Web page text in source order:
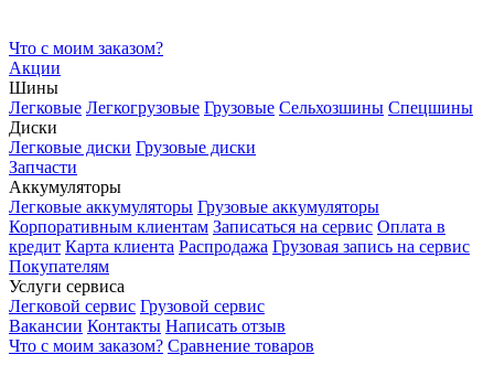
Что с моим заказом?
Акции
Шины
Легковые Легкогрузовые Грузовые Сельхозшины Спецшины
Диски
Легковые диски Грузовые диски
Запчасти
Аккумуляторы
Легковые аккумуляторы Грузовые аккумуляторы
Корпоративным клиентам Записаться на сервис Оплата в
кредит Карта клиента Распродажа Грузовая запись на сервис
Покупателям
Услуги сервиса
Легковой сервис Грузовой сервис
Вакансии Контакты Написать отзыв
Что с моим заказом? Сравнение товаров